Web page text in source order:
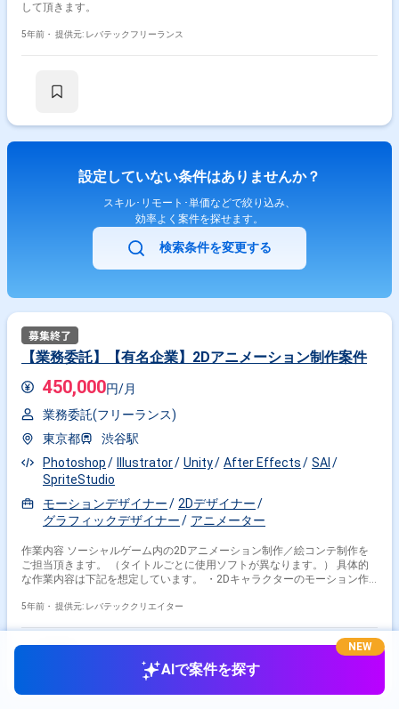
して頂きます。
5年前・ 提供元: レバテックフリーランス
設定していない条件はありませんか？
スキル･リモート･単価などで絞り込み、
効率よく案件を探せます。
検索条件を変更する
【業務委託】【有名企業】2Dアニメーション制作案件
450,000円/月
業務委託(フリーランス)
東京都
渋谷駅
Photoshop
Illustrator Unity After Effects
SAI
SpriteStudio
モーションデザイナー
2Dデザイナー
グラフィックデザイナー
アニメーター
作業内容 ソーシャルゲーム内の2Dアニメーション制作／絵コンテ制作を
ご担当頂きます。 （タイトルごとに使用ソフトが異なります。） 具体的
な作業内容は下記を想定しています。 ・2Dキャラクターのモーション作
5年前・ 提供元: レバテッククリエイター
AIで案件を探す
NEW